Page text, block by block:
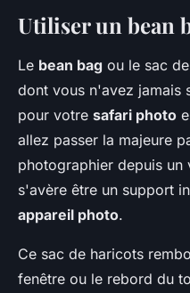
Utiliser un bean
Le bean bag ou le sac
dont vous n'avez jamais
pour votre safari photo
allez passer la majeure
photographier depuis un
s'avère être un support
appareil photo.
Ce sac de haricots
fenêtre ou le rebord du